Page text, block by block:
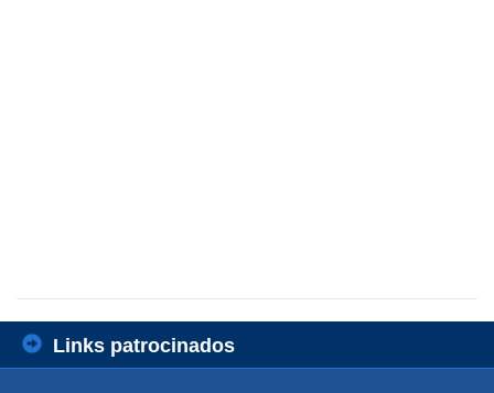
Links patrocinados